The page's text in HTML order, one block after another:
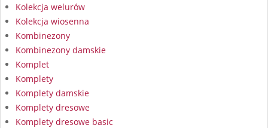
Kolekcja welurów
Kolekcja wiosenna
Kombinezony
Kombinezony damskie
Komplet
Komplety
Komplety damskie
Komplety dresowe
Komplety dresowe basic